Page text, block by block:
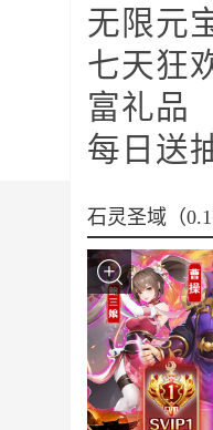
无限元
七天狂
富礼品
每日送
石灵圣域（